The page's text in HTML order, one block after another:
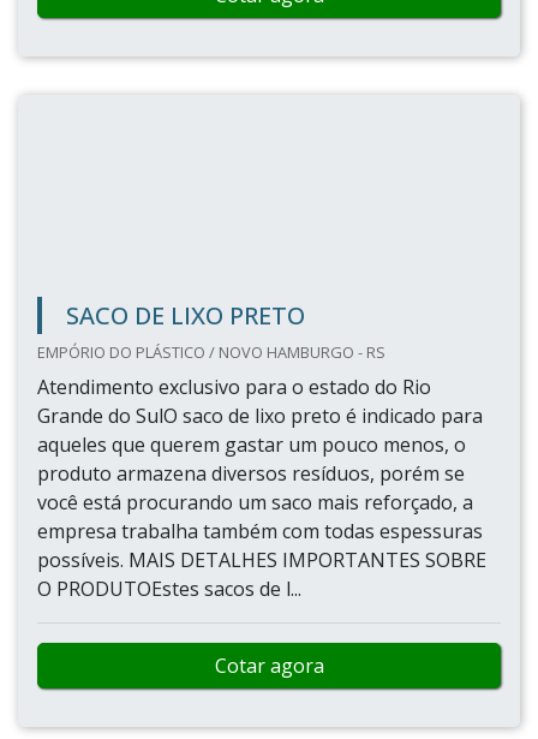
SACO DE LIXO PRETO
EMPÓRIO DO PLÁSTICO / NOVO HAMBURGO - RS
Atendimento exclusivo para o estado do Rio
Grande do SulO saco de lixo preto é indicado para
aqueles que querem gastar um pouco menos, o
produto armazena diversos resíduos, porém se
você está procurando um saco mais reforçado, a
empresa trabalha também com todas espessuras
possíveis. MAIS DETALHES IMPORTANTES SOBRE
O PRODUTOEstes sacos de l...
Cotar agora